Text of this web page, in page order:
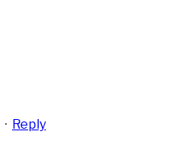
· Reply